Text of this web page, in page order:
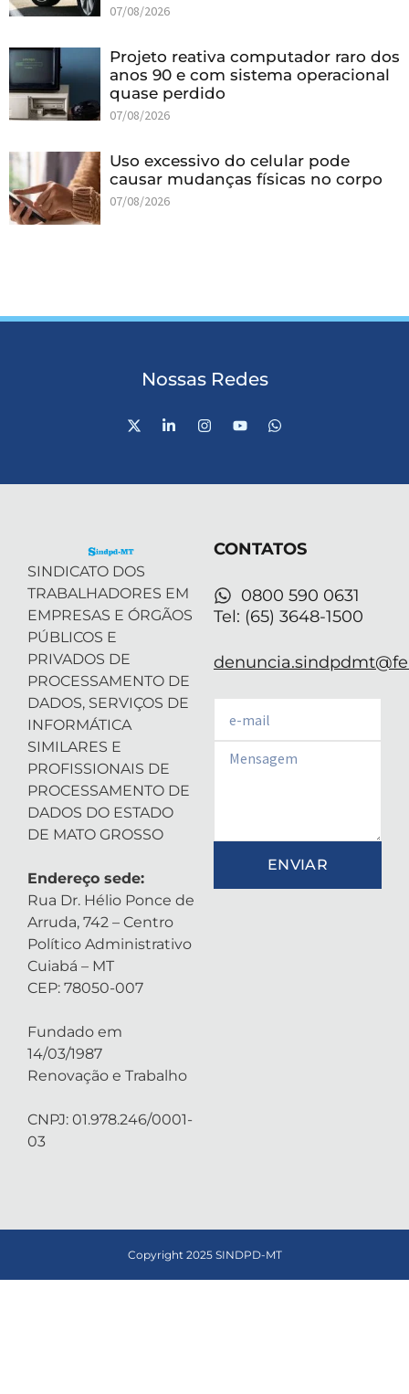
07/08/2026
Projeto reativa computador raro dos
anos 90 e com sistema operacional
quase perdido
07/08/2026
Uso excessivo do celular pode
causar mudanças físicas no corpo
07/08/2026
Nossas Redes
X
-
L
i
I
n
Y
o
W
h
SINDICATO DOS
TRABALHADORES EM
EMPRESAS E ÓRGÃOS
PÚBLICOS E
PRIVADOS DE
PROCESSAMENTO DE
DADOS, SERVIÇOS DE
INFORMÁTICA
SIMILARES E
PROFISSIONAIS DE
PROCESSAMENTO DE
DADOS DO ESTADO
DE MATO GROSSO
Endereço sede:
Rua Dr. Hélio Ponce de
Arruda, 742 – Centro
Político Administrativo
Cuiabá – MT
CEP: 78050-007
Fundado em
14/03/1987
Renovação e Trabalho
CNPJ: 01.978.246/0001-
03
CONTATOS
0800 590 0631
Tel: (65) 3648-1500
Email
ENVIAR
Copyright 2025 SINDPD-MT